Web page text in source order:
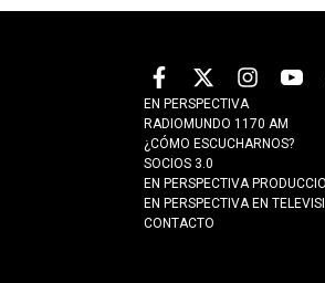
EN PERSPECTIVA
RADIOMUNDO 1170 AM
¿CÓMO ESCUCHARNOS?
SOCIOS 3.0
EN PERSPECTIVA
EN PERSPECTIVA EN
CONTACTO